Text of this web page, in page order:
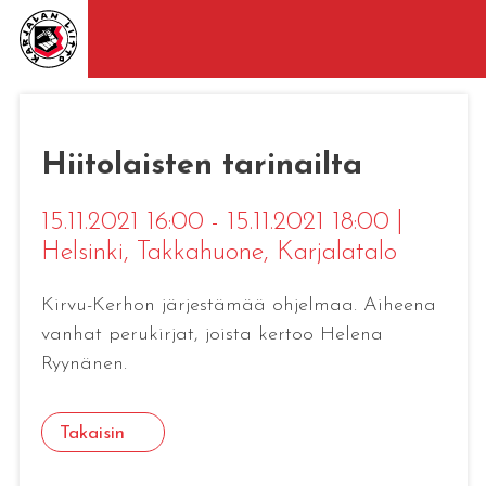
Hiitolaisten tarinailta
15.11.2021 16:00 - 15.11.2021 18:00
Helsinki, Takkahuone, Karjalatalo
Kirvu-Kerhon järjestämää ohjelmaa. Aiheena
vanhat perukirjat, joista kertoo Helena
Ryynänen.
Takaisin